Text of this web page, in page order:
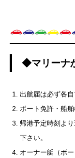
◆マリーナ
出航届は必ず各
ボート免許・船
帰港予定時刻よ
下さい。
オーナー艇（ボ